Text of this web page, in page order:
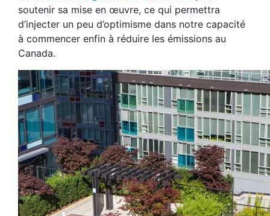
soutenir sa mise en œuvre, ce qui permettra
d’injecter un peu d’optimisme dans notre capacité
à commencer enfin à réduire les émissions au
Canada.